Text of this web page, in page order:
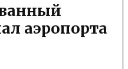
аэропорта